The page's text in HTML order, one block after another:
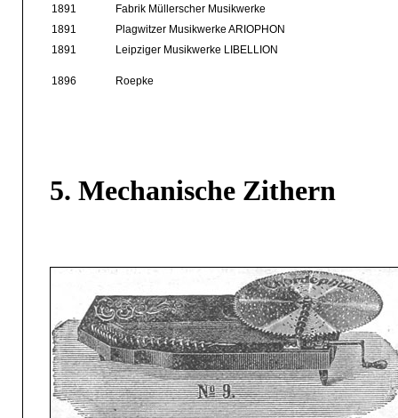
1891
Fabrik Müllerscher Musikwerke
1891
Plagwitzer Musikwerke ARIOPHON
1891
Leipziger Musikwerke LIBELLION
1896 Roepke
5. Mechanische Zithern